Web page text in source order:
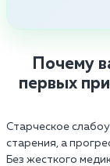
Почему
первых
Старческое
старения, а
Без жесткого